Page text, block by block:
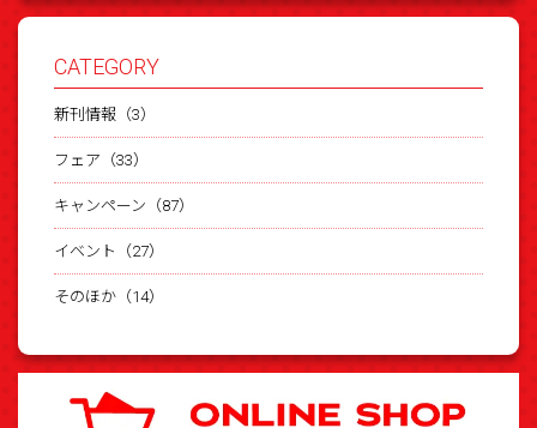
CATEGORY
新刊情報（3）
フェア（33）
キャンペーン（87）
イベント（27）
そのほか（14）